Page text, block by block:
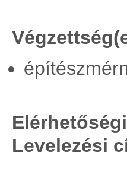
Levelezési